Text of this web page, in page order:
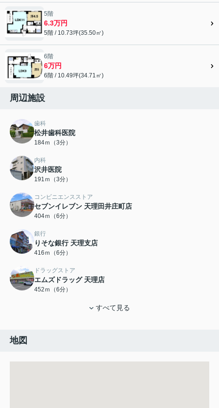
5階
6.3万円
5階 / 10.73坪(35.50㎡)
6階
6万円
6階 / 10.49坪(34.71㎡)
周辺施設
歯科
松井歯科医院
184ｍ（3分）
内科
沢井医院
191ｍ（3分）
コンビニエンスストア
セブンイレブン 天理田井庄町店
404ｍ（6分）
銀行
りそな銀行 天理支店
416ｍ（6分）
ドラッグストア
エムズドラッグ 天理店
452ｍ（6分）
すべて見る
地図